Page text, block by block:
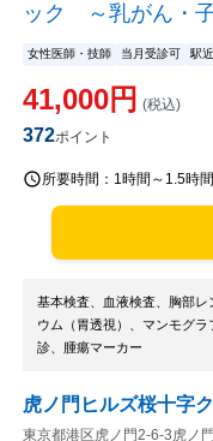
ック ～乳がん・
女性医師・技師 当月受診可 駅近
41,000円 (税込)
372ポイント
所要時間： 1時間～1.5時
基本検査、血液検査、胸部レ
ウム（胃透視）、マンモグ
診、腫瘍マーカー
虎ノ門ヒルズ桜十字
東京都港区虎ノ門2-6-3虎ノ